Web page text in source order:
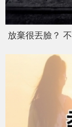
放棄很丟臉？